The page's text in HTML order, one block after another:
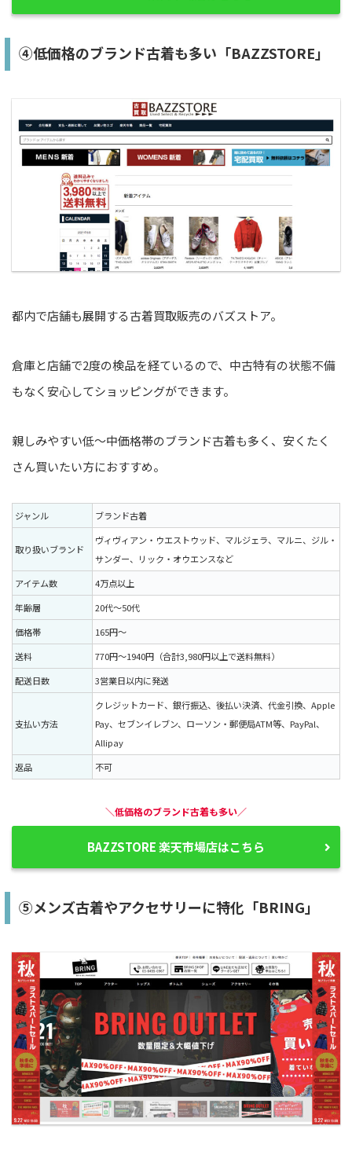
④低価格のブランド古着も多い「BAZZSTORE」
都内で店舗も展開する古着買取販売のバズストア。
倉庫と店舗で2度の検品を経ているので、中古特有の状態不備
もなく安心してショッピングができます。
親しみやすい低～中価格帯のブランド古着も多く、安くたく
さん買いたい方におすすめ。
ジャンル ブランド古着
取り扱いブランド
ヴィヴィアン・ウエストウッド、マルジェラ、マルニ、ジル・
サンダー、リック・オウエンスなど
アイテム数
4万点以上
年齢層
20代〜50代
価格帯
165円〜
送料
770円〜1940円（合計3,980円以上で送料無料）
配送日数
3営業日以内に発送
支払い方法
クレジットカード、銀行振込、後払い決済、代金引換、Apple
Pay、セブンイレブン、ローソン・郵便局ATM等、PayPal、
Allipay
返品
不可
＼低価格のブランド古着も多い／
BAZZSTORE 楽天市場店はこちら
⑤メンズ古着やアクセサリーに特化「BRING」